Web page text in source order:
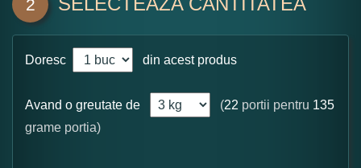
2
Doresc din acest produs
Avand o greutate de (22 portii pentru 135
grame portia)